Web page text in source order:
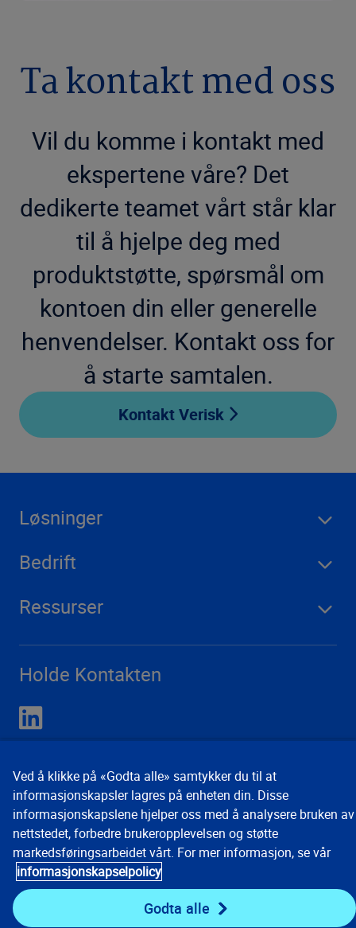
Ta kontakt med oss
Vil du komme i kontakt med
ekspertene våre? Det
dedikerte teamet vårt står klar
til å hjelpe deg med
produktstøtte, spørsmål om
kontoen din eller generelle
henvendelser. Kontakt oss for
å starte samtalen.
Kontakt Verisk
Løsninger
Bedrift
Ressurser
Holde Kontakten
Kontakt Personvernerklæringer
Vilkår for bruk
Preferanser for informasjonskapsler
Verisk Analytics, Inc. Alle rettigheter forbeholdt.
Ved å klikke på «Godta alle» samtykker du til at
informasjonskapsler lagres på enheten din. Disse
informasjonskapslene hjelper oss med å analysere bruken av
nettstedet, forbedre brukeropplevelsen og støtte
markedsføringsarbeidet vårt. For mer informasjon, se vår
informasjonskapselpolicy
Godta alle